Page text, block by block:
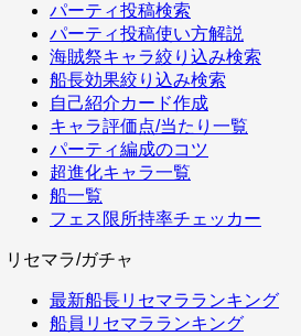
パーティ投稿検索
パーティ投稿使い方解説
海賊祭キャラ絞り込み検索
船長効果絞り込み検索
自己紹介カード作成
キャラ評価点/当たり一覧
パーティ編成のコツ
超進化キャラ一覧
船一覧
フェス限所持率チェッカー
リセマラ/ガチャ
最新船長リセマラランキング
船員リセマラランキング